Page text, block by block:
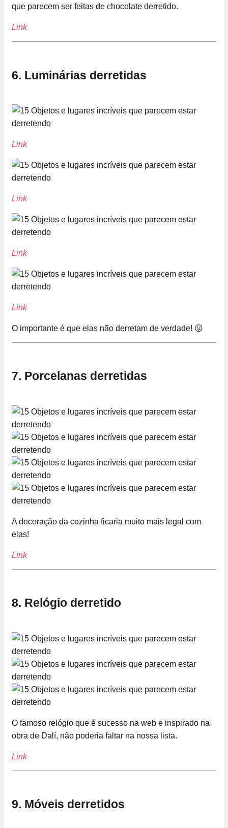
que parecem ser feitas de chocolate derretido.
Link
6. Luminárias derretidas
Link
Link
Link
Link
O importante é que elas não derretam de verdade! 😛
7. Porcelanas derretidas
A decoração da cozinha ficaria muito mais legal com
elas!
Link
8. Relógio derretido
O famoso relógio que é sucesso na web e inspirado na
obra de Dalí, não poderia faltar na nossa lista.
Link
9. Móveis derretidos